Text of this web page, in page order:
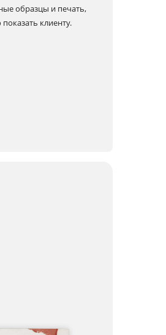
образцы и печать,
клиенту.